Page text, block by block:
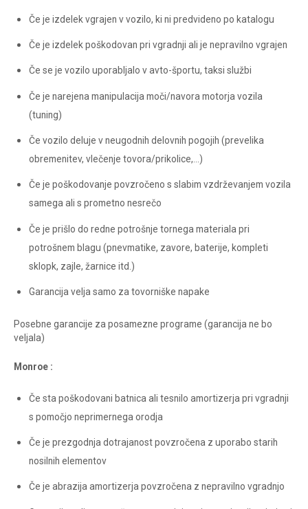
Če je izdelek vgrajen v vozilo, ki ni predvideno po katalogu
Če je izdelek poškodovan pri vgradnji ali je nepravilno vgrajen
Če se je vozilo uporabljalo v avto-športu, taksi službi
Če je narejena manipulacija moči/navora motorja vozila
(tuning)
Če vozilo deluje v neugodnih delovnih pogojih (prevelika
obremenitev, vlečenje tovora/prikolice,…)
Če je poškodovanje povzročeno s slabim vzdrževanjem vozila
samega ali s prometno nesrečo
Če je prišlo do redne potrošnje tornega materiala pri
potrošnem blagu (pnevmatike, zavore, baterije, kompleti
sklopk, zajle, žarnice itd.)
Garancija velja samo za tovorniške napake
Posebne garancije za posamezne programe (garancija ne bo
veljala)
Monroe :
Če sta poškodovani batnica ali tesnilo amortizerja pri vgradnji
s pomočjo neprimernega orodja
Če je prezgodnja dotrajanost povzročena z uporabo starih
nosilnih elementov
Če je abrazija amortizerja povzročena z nepravilno vgradnjo